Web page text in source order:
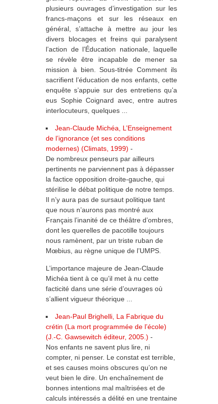
plusieurs ouvrages d’investigation sur les
francs-maçons et sur les réseaux en
général, s’attache à mettre au jour les
divers blocages et freins qui paralysent
l’action de l’Éducation nationale, laquelle
se révèle être incapable de mener sa
mission à bien. Sous-titrée Comment ils
sacrifient l’éducation de nos enfants, cette
enquête s’appuie sur des entretiens qu’a
eus Sophie Coignard avec, entre autres
interlocuteurs, quelques ...
Jean-Claude Michéa, L’Enseignement
de l’ignorance (et ses conditions
modernes) (Climats, 1999) -
De nombreux penseurs par ailleurs
pertinents ne parviennent pas à dépasser
la factice opposition droite-gauche, qui
stérilise le débat politique de notre temps.
Il n’y aura pas de sursaut politique tant
que nous n’aurons pas montré aux
Français l’inanité de ce théâtre d’ombres,
dont les querelles de pacotille toujours
nous ramènent, par un triste ruban de
Mœbius, au règne unique de l’UMPS.
L’importance majeure de Jean-Claude
Michéa tient à ce qu’il met à nu cette
facticité dans une série d’ouvrages où
s’allient vigueur théorique ...
Jean-Paul Brighelli, La Fabrique du
crétin (La mort programmée de l’école)
(J.-C. Gawsewitch éditeur, 2005.) -
Nos enfants ne savent plus lire, ni
compter, ni penser. Le constat est terrible,
et ses causes moins obscures qu’on ne
veut bien le dire. Un enchaînement de
bonnes intentions mal maîtrisées et de
calculs intéressés a délité en une trentaine